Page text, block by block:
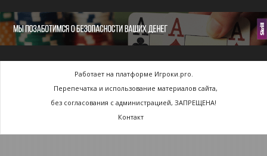
Работает на платформе Игроки.pro.
Перепечатка и использование материалов сайта,
без согласования с администрацией, ЗАПРЕЩЕНА!
Контакт